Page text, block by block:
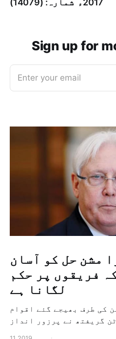
Sign up for
Enter your email
مشن حل کو آسان
فریقوں پر حکم
لگانا ہے
کی طرف بھیجے گئے اقوام
گریفتھ نے پرزور انداز